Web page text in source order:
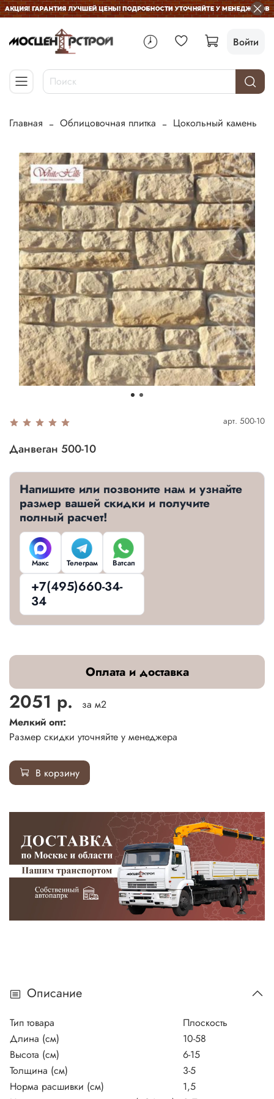
Войти
Главная Облицовочная плитка Цокольный камень
арт. 500-10
Данвеган 500-10
Напишите или позвоните нам и узнайте
размер вашей скидки и получите
полный расчет!
Макс Телеграм Ватсап
+7(495)660-34-
34
Оплата и доставка
2051 р.
за м2
Мелкий опт:
Размер скидки уточняйте у менеджера
В корзину
Описание
Тип товара
Плоскость
Длина (см)
10-58
Высота (см)
6-15
Толщина (см)
3-5
Норма расшивки (см)
1,5